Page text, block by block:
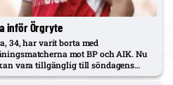
inför Örgryte
34, har varit borta med
mot BP och AIK. Nu
vara tillgänglig till söndagens
ljusnar även med Keita